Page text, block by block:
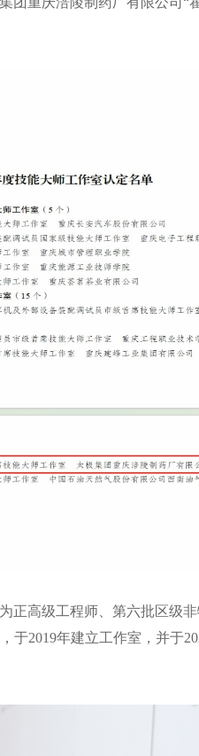
正高级工程师、第六批区级
于2019年建立工作室，并于